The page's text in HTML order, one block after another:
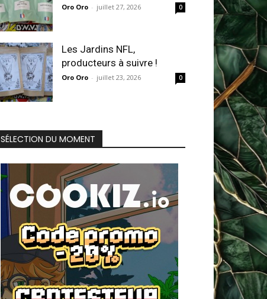
Oro Oro - juillet 27, 2026 0
Les Jardins NFL,
producteurs à suivre !
Oro Oro - juillet 23, 2026 0
SÉLECTION DU MOMENT